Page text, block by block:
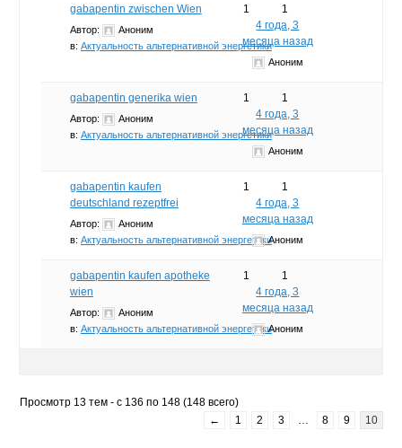
gabapentin zwischen Wien
Автор:
Аноним
в: Актуальность альтернативной энергетики
1
1
4 года, 3
месяца назад
Аноним
gabapentin generika wien
Автор:
Аноним
в: Актуальность альтернативной энергетики
1
1
4 года, 3
месяца назад
Аноним
gabapentin kaufen
deutschland rezeptfrei
Автор:
Аноним
в: Актуальность альтернативной энергетики
1
1
4 года, 3
месяца назад
Аноним
gabapentin kaufen apotheke
wien
Автор:
Аноним
в: Актуальность альтернативной энергетики
1
1
4 года, 3
месяца назад
Аноним
Просмотр 13 тем - с 136 по 148 (148 всего)
←
1 2 3 8 9 10